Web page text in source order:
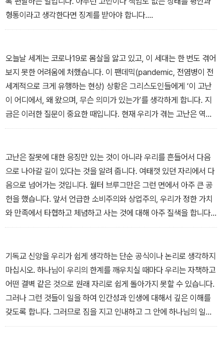
형통이라고 생각한다면 징계를 받아야 합니다.
_“들어가는 글”에서
오늘날 세계는 코로나19로 몸살을 앓고 있고, 이 세대는 한 번도 겪어
보지 못한 어려움에 처했습니다. 이 팬데믹(pandemic, 전염병이 전
세계적으로 크게 유행하는 현상) 상황은 그리스도인들에게 ‘이 고난
이 어디에서, 왜 왔으며, 무슨 의미가 있는가’를 생각하게 합니다. 지
금은 이러한 질문이 중요한 때입니다. 현재 우리가 겪는 고난은 역사
와 현실을 이해하고 하나님의 일하심을 이해하는 데 빠질 수 없는 요
_“1장 왜 고난이 있는가?”에서
고난은 잘못에 대한 응징만 있는 것이 아니라 우리를 흔들어서 다음
으로 나아갈 길이 있다는 것을 알려 줍니다. 여태껏 있던 자리에서 다
음으로 넘어가는 것입니다. 월터 브루그만은 그런 면에서 아주 큰 공
헌을 했습니다. 앞서 언급한 소비주의와 상업주의, 우리가 정한 가치
와 만족에서 타협하고 체념하고 사는 것에 대해 아주 질색을 합니다.
_“2장 고난이 하는 일”에서
기독교 신앙을 우리가 쉽게 생각하는 단순 공식이나 논리로 생각하지
마십시오. 하나님이 우리의 한계를 깨우치실 때마다 우리는 자책하고
어떤 결벽 같은 것으로 원래 자리로 쉽게 돌아가지 못할 수 있습니다.
그러나 그런 것들이 일을 하여 인간성과 인생에 대해서 깊은 이해를
갖도록 합니다. 그러므로 짐을 지고 인내하고 그 안에 하나님의 일하
심을 누리는 그리스도인이 되기를 바랍니다.